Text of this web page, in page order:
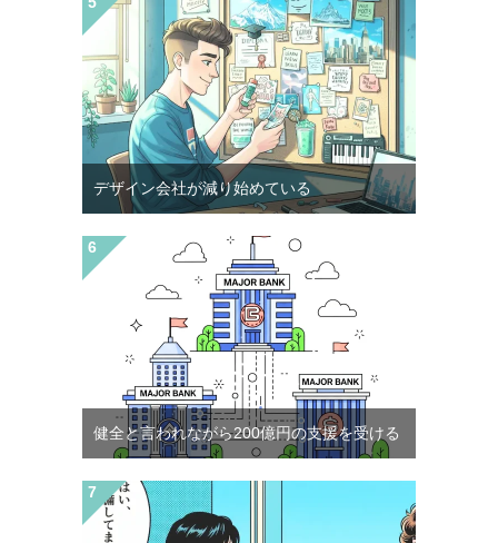
デザイン会社が減り始めている
健全と言われながら200億円の支援を受ける